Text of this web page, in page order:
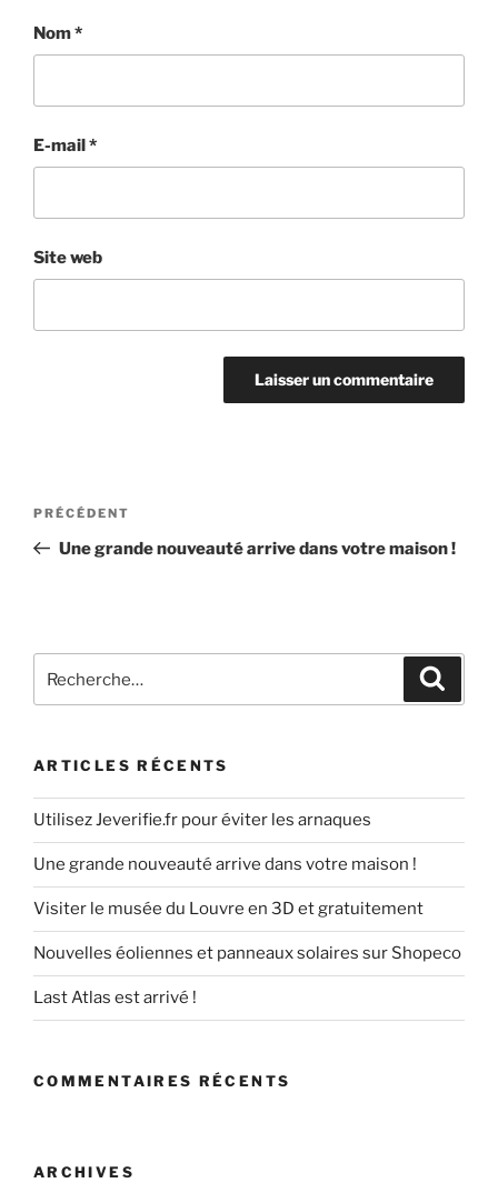
Nom*
E-mail*
Site web
Navigation
l’article
Article
précédent
PRÉCÉDENT
Une grande nouveauté arrive dans votre maison !
pour
ARTICLES RÉCENTS
Utilisez Jeverifie.fr pour éviter les arnaques
Une grande nouveauté arrive dans votre maison !
Visiter le musée du Louvre en 3D et gratuitement
Nouvelles éoliennes et panneaux solaires sur Shopeco
Last Atlas est arrivé !
COMMENTAIRES RÉCENTS
ARCHIVES